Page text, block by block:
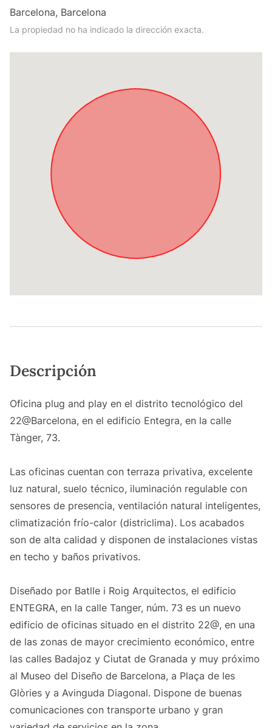
Barcelona, Barcelona
La propiedad no ha indicado la dirección exacta.
Descripción
Oficina plug and play en el distrito tecnológico del
22@Barcelona, en el edificio Entegra, en la calle
Tànger, 73.
Las oficinas cuentan con terraza privativa, excelente
luz natural, suelo técnico, iluminación regulable con
sensores de presencia, ventilación natural inteligentes,
climatización frío-calor (districlima). Los acabados
son de alta calidad y disponen de instalaciones vistas
en techo y baños privativos.
Diseñado por Batlle i Roig Arquitectos, el edificio
ENTEGRA, en la calle Tanger, núm. 73 es un nuevo
edificio de oficinas situado en el distrito 22@, en una
de las zonas de mayor crecimiento económico, entre
las calles Badajoz y Ciutat de Granada y muy próximo
al Museo del Diseño de Barcelona, a Plaça de les
Glòries y a Avinguda Diagonal. Dispone de buenas
comunicaciones con transporte urbano y gran